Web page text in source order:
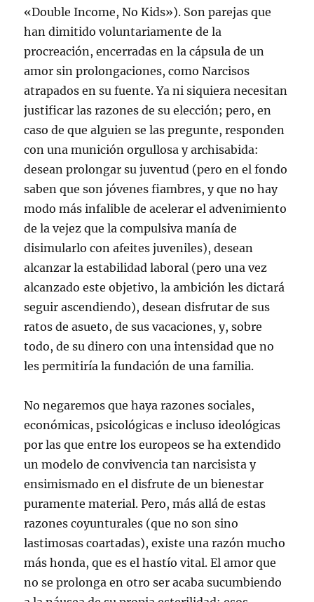
«Double Income, No Kids»). Son parejas que
han dimitido voluntariamente de la
procreación, encerradas en la cápsula de un
amor sin prolongaciones, como Narcisos
atrapados en su fuente. Ya ni siquiera necesitan
justificar las razones de su elección; pero, en
caso de que alguien se las pregunte, responden
con una munición orgullosa y archisabida:
desean prolongar su juventud (pero en el fondo
saben que son jóvenes fiambres, y que no hay
modo más infalible de acelerar el advenimiento
de la vejez que la compulsiva manía de
disimularlo con afeites juveniles), desean
alcanzar la estabilidad laboral (pero una vez
alcanzado este objetivo, la ambición les dictará
seguir ascendiendo), desean disfrutar de sus
ratos de asueto, de sus vacaciones, y, sobre
todo, de su dinero con una intensidad que no
les permitiría la fundación de una familia.
No negaremos que haya razones sociales,
económicas, psicológicas e incluso ideológicas
por las que entre los europeos se ha extendido
un modelo de convivencia tan narcisista y
ensimismado en el disfrute de un bienestar
puramente material. Pero, más allá de estas
razones coyunturales (que no son sino
lastimosas coartadas), existe una razón mucho
más honda, que es el hastío vital. El amor que
no se prolonga en otro ser acaba sucumbiendo